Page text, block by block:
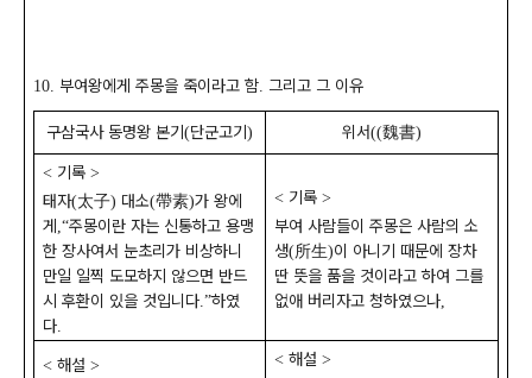
10. 부여왕에게 주몽을 죽이라고 함. 그리고 그 이유
구삼국사 동명왕 본기(단군고기) 위서((魏書)
< 기록 >
태자(太子) 대소(帶素)가 왕에
게 ,“주몽이란 자는 신통하고 용맹
한 장사여서 눈초리가 비상하니
만일 일찍 도모하지 않으면 반드
시 후환이 있을 것입니다.”하였
다.
< 기록 >
부여 사람들이 주몽은 사람의 소
생(所生)이 아니기 때문에 장차
딴 뜻을 품을 것이라고 하여 그를
없애 버리자고 청하였으나,
< 해설 > < 해설 >